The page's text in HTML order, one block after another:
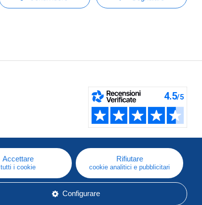
Accettare
tutti i cookie
Rifiutare
cookie analitici e pubblicitari
Configurare